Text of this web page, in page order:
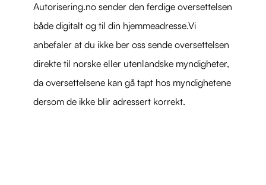
Autorisering.no sender den ferdige oversettelsen
både digitalt og til din hjemmeadresse.Vi
anbefaler at du ikke ber oss sende oversettelsen
direkte til norske eller utenlandske myndigheter,
da oversettelsene kan gå tapt hos myndighetene
dersom de ikke blir adressert korrekt.